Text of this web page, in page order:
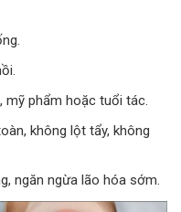
mỹ phẩm hoặc tuổi tác.
không lột tẩy, không
ngăn ngừa lão hóa sớm.